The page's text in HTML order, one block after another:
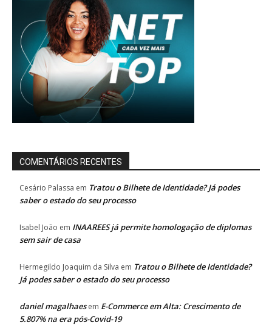
COMENTÁRIOS RECENTES
Cesário Palassa em Tratou o Bilhete de Identidade? Já podes
saber o estado do seu processo
Isabel João em INAAREES já permite homologação de diplomas
sem sair de casa
Hermegildo Joaquim da Silva em Tratou o Bilhete de Identidade?
Já podes saber o estado do seu processo
daniel magalhaesem E-Commerce em Alta: Crescimento de
5.807% na era pós-Covid-19